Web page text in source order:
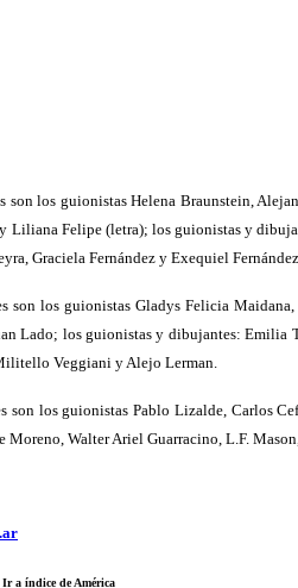
son los guionistas Helena Braunstein,
Liliana Felipe (letra); los guionistas y
Graciela Fernández y Exequiel
son los guionistas Gladys Felicia
Lado; los guionistas y dibujantes: Emilia
Veggiani y Alejo Lerman.
son los guionistas Pablo Lizalde, Carlos
Moreno, Walter Ariel Guarracino, L.F.
Ir a índice de América